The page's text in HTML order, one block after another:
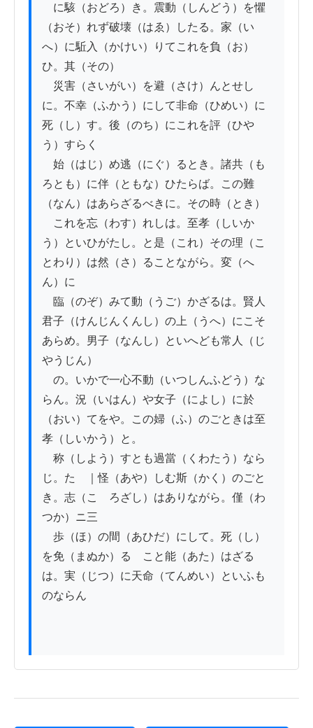
に駭（おどろ）き。震動（しんどう）を懼
（おそ）れず破壊（はゑ）したる。家（い
へ）に駈入（かけい）りてこれを負（お）
ひ。其（その）
災害（さいがい）を避（さけ）んとせし
に。不幸（ふかう）にして非命（ひめい）に
死（し）す。後（のち）にこれを評（ひや
う）すらく
始（はじ）め逃（にぐ）るとき。諸共（も
ろとも）に伴（ともな）ひたらば。この難
（なん）はあらざるべきに。その時（とき）
これを忘（わす）れしは。至孝（しいか
う）といひがたし。と是（これ）その理（こ
とわり）は然（さ）ることながら。変（へ
ん）に
臨（のぞ）みて動（うご）かざるは。賢人
君子（けんじんくんし）の上（うへ）にこそ
あらめ。男子（なんし）といへども常人（じ
やうじん）
の。いかで一心不動（いつしんふどう）な
らん。況（いはん）や女子（によし）に於
（おい）てをや。この婦（ふ）のごときは至
孝（しいかう）と。
称（しよう）すとも過當（くわたう）なら
じ。たゝ｜怪（あや）しむ斯（かく）のごと
き。志（こゝろざし）はありながら。僅（わ
つか）ニ三
歩（ほ）の間（あひだ）にして。死（し）
を免（まぬか）るゝこと能（あた）はざる
は。実（じつ）に天命（てんめい）といふも
のならん